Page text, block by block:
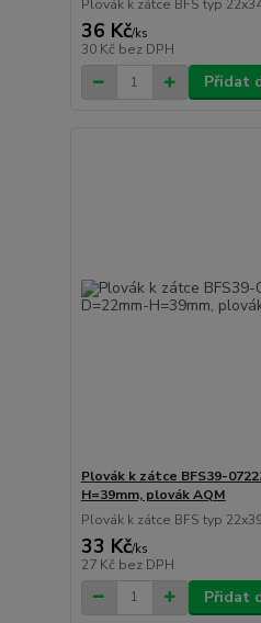
Plovák k zátce BFS typ
36 Kč/ks
30 Kč bez DPH
Přidat
Plovák k zátce BFS39-
H=39mm, plovák AQM
Plovák k zátce BFS typ
33 Kč/ks
27 Kč bez DPH
Přidat